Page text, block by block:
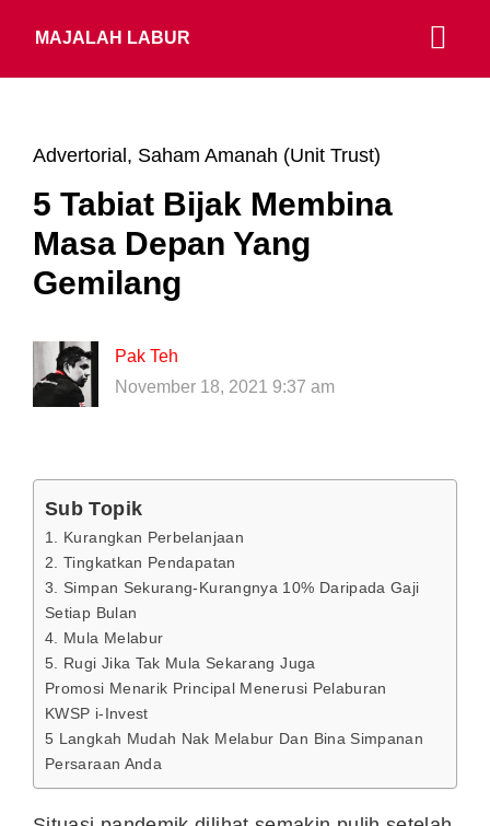
MAJALAH LABUR
Advertorial , Saham Amanah (Unit Trust)
5 Tabiat Bijak Membina
Masa Depan Yang
Gemilang
Pak Teh
November 18, 2021 9:37 am
Sub Topik
1. Kurangkan Perbelanjaan
2. Tingkatkan Pendapatan
3. Simpan Sekurang-Kurangnya 10% Daripada Gaji
Setiap Bulan
4. Mula Melabur
5. Rugi Jika Tak Mula Sekarang Juga
Promosi Menarik Principal Menerusi Pelaburan
KWSP i-Invest
5 Langkah Mudah Nak Melabur Dan Bina Simpanan
Persaraan Anda